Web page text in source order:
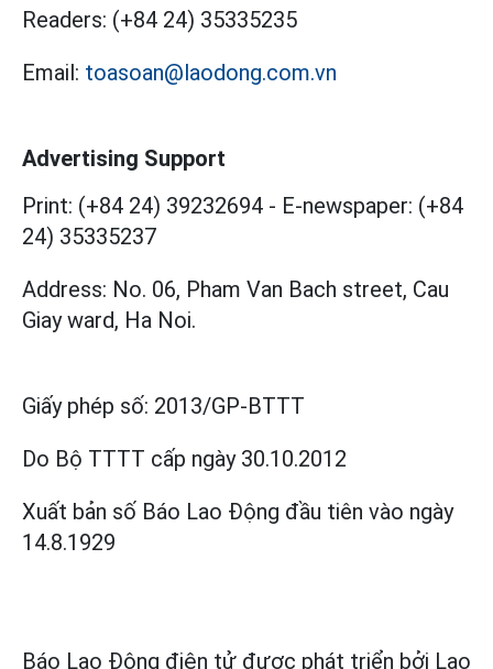
Readers: (+84 24) 35335235
Email: toasoan@laodong.com.vn
Advertising Support
Print: (+84 24) 39232694 - E-newspaper: (+84
24) 35335237
Address: No. 06, Pham Van Bach street, Cau
Giay ward, Ha Noi.
Giấy phép số: 2013/GP-BTTT
Do Bộ TTTT cấp ngày 30.10.2012
Xuất bản số Báo Lao Động đầu tiên vào ngày
14.8.1929
Báo Lao Động điện tử được phát triển bởi Lao